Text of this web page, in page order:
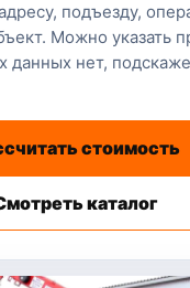
подъезду,
Можно указать
данных нет,
стоимость
каталог